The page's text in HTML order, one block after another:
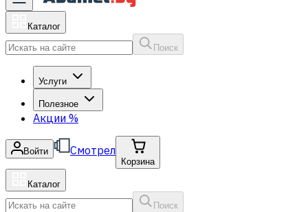
Каталог
Поиск
Услуги
Полезное
Акции %
Войти Смотрел
Корзина
Каталог
Поиск